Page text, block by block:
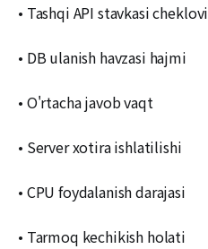
• Tashqi API stavkasi cheklovi
• DB ulanish havzasi hajmi
• O'rtacha javob vaqt
• Server xotira ishlatilishi
• CPU foydalanish darajasi
• Tarmoq kechikish holati